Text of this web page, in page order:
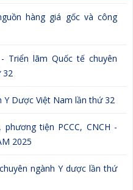
hàng giá gốc và công
- Triển lãm Quốc tế chuyên
32
Y Dược Việt Nam lần thứ 32
tiện PCCC, CNCH -
2025
ngành Y dược lần thứ